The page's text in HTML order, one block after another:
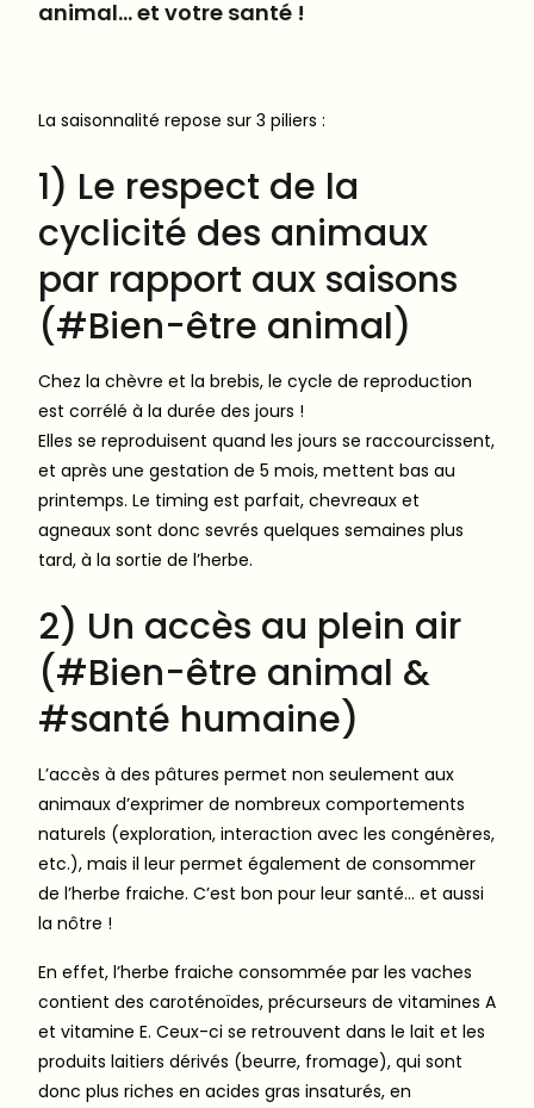
animal… et votre santé !
La saisonnalité repose sur 3 piliers :
1) Le respect de la
cyclicité des animaux
par rapport aux saisons
(#Bien-être animal)
Chez la chèvre et la brebis, le cycle de reproduction
est corrélé à la durée des jours !
Elles se reproduisent quand les jours se raccourcissent,
et après une gestation de 5 mois, mettent bas au
printemps. Le timing est parfait, chevreaux et
agneaux sont donc sevrés quelques semaines plus
tard, à la sortie de l’herbe.
2) Un accès au plein air
(#Bien-être animal &
#santé humaine)
L’accès à des pâtures permet non seulement aux
animaux d’exprimer de nombreux comportements
naturels (exploration, interaction avec les congénères,
etc.), mais il leur permet également de consommer
de l’herbe fraiche. C’est bon pour leur santé… et aussi
la nôtre !
En effet, l’herbe fraiche consommée par les vaches
contient des caroténoïdes, précurseurs de vitamines A
et vitamine E. Ceux-ci se retrouvent dans le lait et les
produits laitiers dérivés (beurre, fromage), qui sont
donc plus riches en acides gras insaturés, en